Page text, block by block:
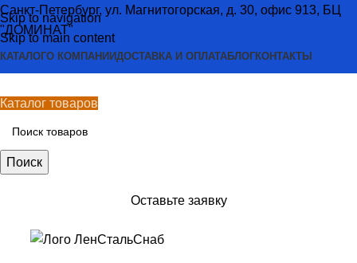
Skip to navigation
Skip to main content
Санкт-Петербург, ул. Магнитогорская, д. 30, офис 913, БЦ
"ДОМИНАТ"
КАТАЛОГО КОМПАНИИДОСТАВКА И ОПЛАТАБЛОГКОНТАКТЫ
Каталог товаров
Поиск
Оставьте заявку